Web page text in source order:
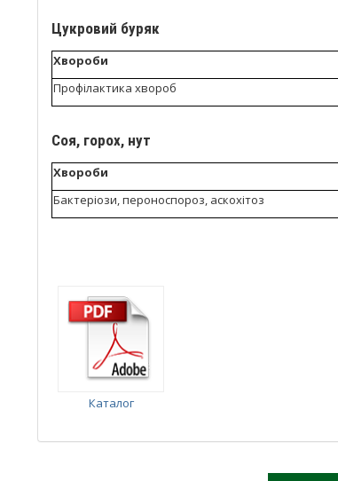
Цукровий буряк
Хвороби
Профілактика хвороб
Соя, горох, нут
Хвороби
Бактеріози, пероноспороз, аскохітоз
Каталог